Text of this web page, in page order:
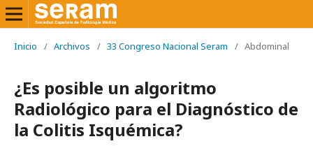
Inicio / Archivos / 33 Congreso Nacional Seram / Abdominal
¿Es posible un algoritmo
Radiológico para el Diagnóstico de
la Colitis Isquémica?